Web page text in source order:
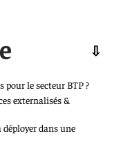
le secteur BTP ?
externalisés &
dans une